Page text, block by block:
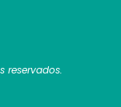
reservados.